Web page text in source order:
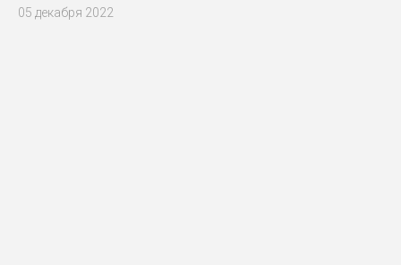
05 декабря 2022